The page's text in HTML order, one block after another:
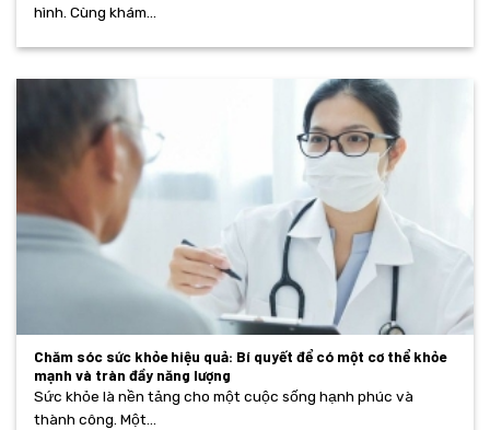
hình. Cùng khám...
Chăm sóc sức khỏe hiệu quả: Bí quyết để có một cơ thể khỏe
mạnh và tràn đầy năng lượng
Sức khỏe là nền tảng cho một cuộc sống hạnh phúc và
thành công. Một...